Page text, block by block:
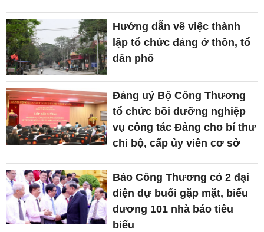
Hướng dẫn về việc thành
lập tổ chức đảng ở thôn, tổ
dân phố
Đảng uỷ Bộ Công Thương
tổ chức bồi dưỡng nghiệp
vụ công tác Đảng cho bí thư
chi bộ, cấp ủy viên cơ sở
Báo Công Thương có 2 đại
diện dự buổi gặp mặt, biểu
dương 101 nhà báo tiêu
biểu